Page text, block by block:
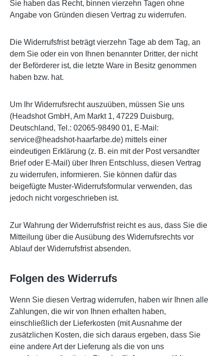
Sie haben das Recht, binnen vierzehn Tagen ohne
Angabe von Gründen diesen Vertrag zu widerrufen.
Die Widerrufsfrist beträgt vierzehn Tage ab dem Tag, an
dem Sie oder ein von Ihnen benannter Dritter, der nicht
der Beförderer ist, die letzte Ware in Besitz genommen
haben bzw. hat.
Um Ihr Widerrufsrecht auszuüben, müssen Sie uns
(Headshot GmbH, Am Markt 1, 47229 Duisburg,
Deutschland, Tel.: 02065-98490 01, E-Mail:
service@headshot-haarfarbe.de) mittels einer
eindeutigen Erklärung (z. B. ein mit der Post versandter
Brief oder E-Mail) über Ihren Entschluss, diesen Vertrag
zu widerrufen, informieren. Sie können dafür das
beigefügte Muster-Widerrufsformular verwenden, das
jedoch nicht vorgeschrieben ist.
Zur Wahrung der Widerrufsfrist reicht es aus, dass Sie die
Mitteilung über die Ausübung des Widerrufsrechts vor
Ablauf der Widerrufsfrist absenden.
Folgen des Widerrufs
Wenn Sie diesen Vertrag widerrufen, haben wir Ihnen alle
Zahlungen, die wir von Ihnen erhalten haben,
einschließlich der Lieferkosten (mit Ausnahme der
zusätzlichen Kosten, die sich daraus ergeben, dass Sie
eine andere Art der Lieferung als die von uns